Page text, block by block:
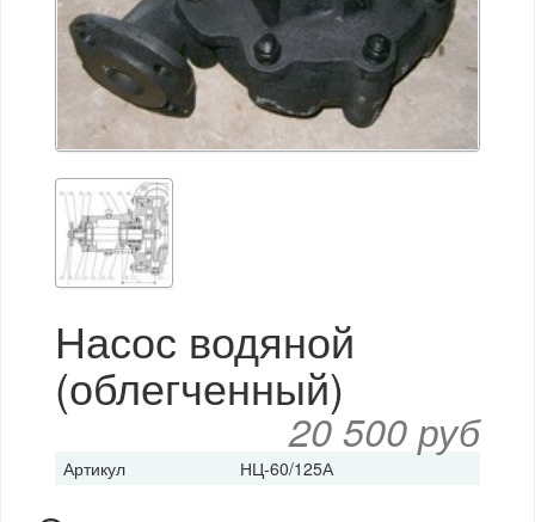
Насос водяной
(облегченный)
20 500 руб
Артикул НЦ-60/125А